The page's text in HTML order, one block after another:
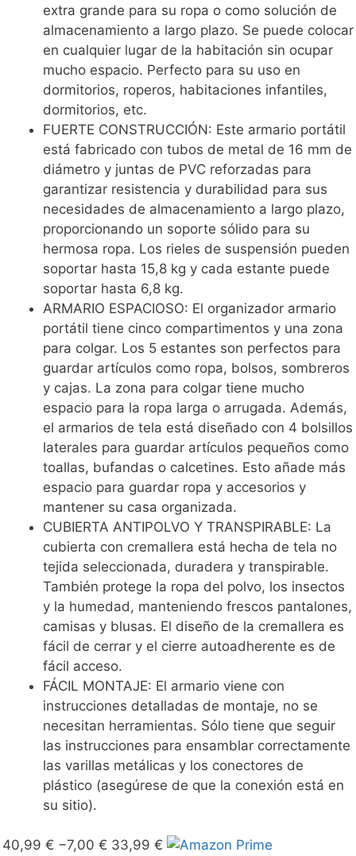
extra grande para su ropa o como solución de
almacenamiento a largo plazo. Se puede colocar
en cualquier lugar de la habitación sin ocupar
mucho espacio. Perfecto para su uso en
dormitorios, roperos, habitaciones infantiles,
dormitorios, etc.
FUERTE CONSTRUCCIÓN: Este armario portátil
está fabricado con tubos de metal de 16 mm de
diámetro y juntas de PVC reforzadas para
garantizar resistencia y durabilidad para sus
necesidades de almacenamiento a largo plazo,
proporcionando un soporte sólido para su
hermosa ropa. Los rieles de suspensión pueden
soportar hasta 15,8 kg y cada estante puede
soportar hasta 6,8 kg.
ARMARIO ESPACIOSO: El organizador armario
portátil tiene cinco compartimentos y una zona
para colgar. Los 5 estantes son perfectos para
guardar artículos como ropa, bolsos, sombreros
y cajas. La zona para colgar tiene mucho
espacio para la ropa larga o arrugada. Además,
el armarios de tela está diseñado con 4 bolsillos
laterales para guardar artículos pequeños como
toallas, bufandas o calcetines. Esto añade más
espacio para guardar ropa y accesorios y
mantener su casa organizada.
CUBIERTA ANTIPOLVO Y TRANSPIRABLE: La
cubierta con cremallera está hecha de tela no
tejida seleccionada, duradera y transpirable.
También protege la ropa del polvo, los insectos
y la humedad, manteniendo frescos pantalones,
camisas y blusas. El diseño de la cremallera es
fácil de cerrar y el cierre autoadherente es de
fácil acceso.
FÁCIL MONTAJE: El armario viene con
instrucciones detalladas de montaje, no se
necesitan herramientas. Sólo tiene que seguir
las instrucciones para ensamblar correctamente
las varillas metálicas y los conectores de
plástico (asegúrese de que la conexión está en
su sitio).
40,99 € −7,00 € 33,99 €